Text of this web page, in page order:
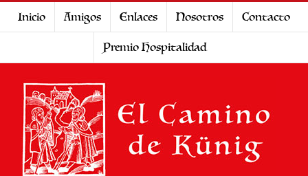
Inicio Amigos Enlaces Nosotros
Contacto
Premio Hospitalidad